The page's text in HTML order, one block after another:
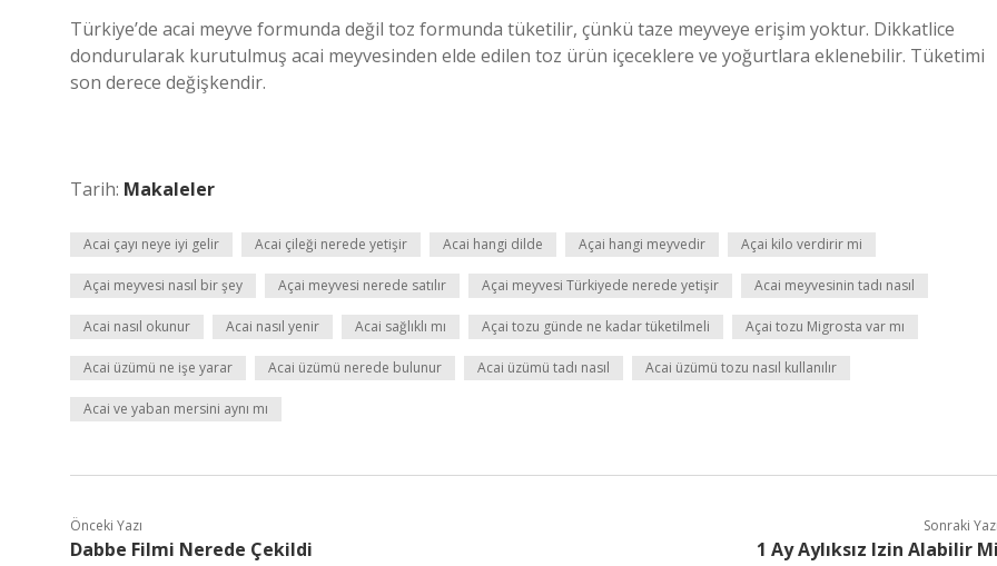
Türkiye’de acai meyve formunda değil toz formunda tüketilir, çünkü taze meyveye erişim yoktur. Dikkatlice
dondurularak kurutulmuş acai meyvesinden elde edilen toz ürün içeceklere ve yoğurtlara eklenebilir. Tüketimi
son derece değişkendir.
Tarih: Makaleler
Acai çayı neye iyi gelir Acai çileği nerede yetişir Acai hangi dilde Açai hangi meyvedir Açai kilo verdirir mi
Açai meyvesi nasıl bir şey Açai meyvesi nerede satılır Açai meyvesi Türkiyede nerede yetişir Acai meyvesinin tadı nasıl
Acai nasıl okunur Acai nasıl yenir Acai sağlıklı mı Açai tozu günde ne kadar tüketilmeli Açai tozu Migrosta var mı
Acai üzümü ne işe yarar Acai üzümü nerede bulunur Acai üzümü tadı nasıl Acai üzümü tozu nasıl kullanılır
Acai ve yaban mersini aynı mı
Önceki Yazı
Dabbe Filmi Nerede Çekildi
Sonraki
1 Ay Aylıksız Izin Alabilir